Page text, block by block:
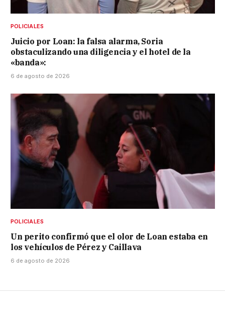
POLICIALES
Juicio por Loan: la falsa alarma, Soria
obstaculizando una diligencia y el hotel de la
«banda»:
6 de agosto de 2026
POLICIALES
Un perito confirmó que el olor de Loan estaba en
los vehículos de Pérez y Caillava
6 de agosto de 2026